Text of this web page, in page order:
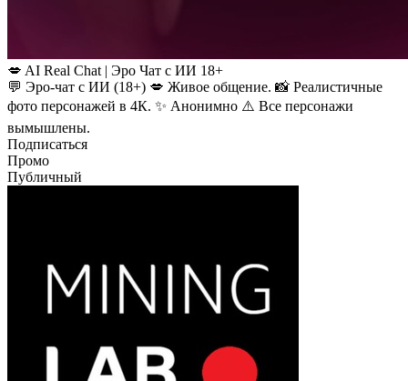
💋 AI Real Chat | Эро Чат с ИИ 18+
💬 Эро-чат с ИИ (18+) 💋 Живое общение. 📸 Реалистичные
фото персонажей в 4К. ✨ Анонимно ⚠️ Все персонажи
вымышлены.
Подписаться
Промо
Публичный